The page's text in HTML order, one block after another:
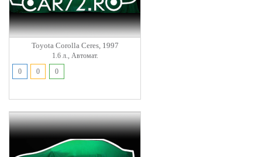
Toyota Corolla Ceres, 1997
1.6 л., Автомат.
0
0 0